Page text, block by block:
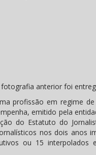
anterior foi
profissão em regime
emitido pela
do Estatuto do
nos dois anos
ou 15 interpolados